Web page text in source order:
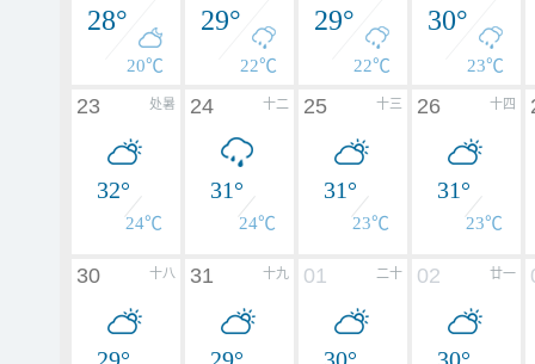
28°
20℃
29°
22℃
29°
22℃
30°
23℃
处暑
23
32°
24℃
十二
24
31°
24℃
十三
25
31°
23℃
十四
26
31°
23℃
十八
30 十九
31 二十
01 廿一
02